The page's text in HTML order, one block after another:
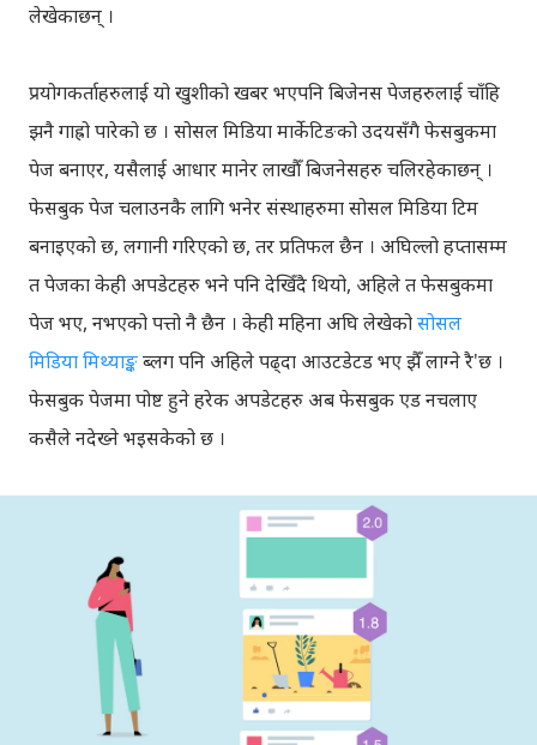
लेखेकाछन् ।
प्रयोगकर्ताहरुलाई यो खुशीको खबर भएपनि बिजेनस पेजहरुलाई चाँहि
झनै गाह्रो पारेको छ । सोसल मिडिया मार्केटिङको उदयसँगै फेसबुकमा
पेज बनाएर, यसैलाई आधार मानेर लाखौँ बिजनेसहरु चलिरहेकाछन् ।
फेसबुक पेज चलाउनकै लागि भनेर संस्थाहरुमा सोसल मिडिया टिम
बनाइएको छ, लगानी गरिएको छ, तर प्रतिफल छैन । अघिल्लो हप्तासम्म
त पेजका केही अपडेटहरु भने पनि देखिँदै थियो, अहिले त फेसबुकमा
पेज भए, नभएको पत्तो नै छैन । केही महिना अघि लेखेकोसोसल
मिडिया मिथ्याङ्कब्लग पनि अहिले पढ्दा आउटडेटड भए झैँ लाग्ने रै'छ ।
फेसबुक पेजमा पोष्ट हुने हरेक अपडेटहरु अब फेसबुक एड नचलाए
कसैले नदेख्ने भइसकेको छ ।